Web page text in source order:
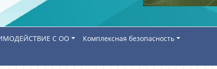
С ОО Комплексная безопасность